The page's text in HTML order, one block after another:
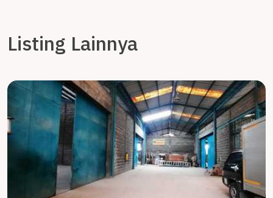
Listing Lainnya